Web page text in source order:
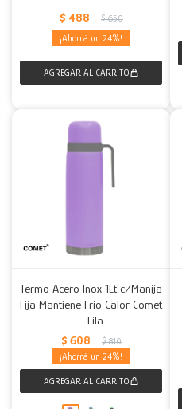
$ 488 $ 650
24
Termo Acero Inox 1Lt c/Manija
Fija Mantiene Frío Calor Comet
- Lila
$ 608 $ 810
24